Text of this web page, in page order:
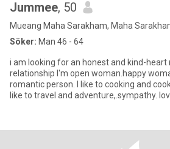
Jummee, 50
Mueang Maha Sarakham, Maha
Söker: Man 46 - 64
i am looking for an honest and kind-heart
relationship I'm open woman.happy
romantic person. l like to cooking and
like to travel and adventure,.sympathy.